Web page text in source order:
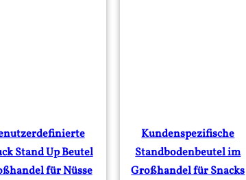
Stand Up Beutel
für Nüsse
Kundenspezifische
Standbodenbeutel im
Großhandel für Snacks